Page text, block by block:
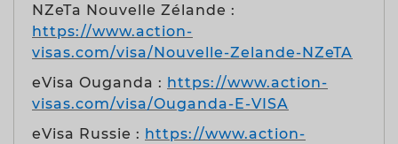
NZeTa Nouvelle Zélande :
https://www.action-
visas.com/visa/Nouvelle-Zelande-NZeTA
eVisa Ouganda : https://www.action-
visas.com/visa/Ouganda-E-VISA
eVisa Russie : https://www.action-